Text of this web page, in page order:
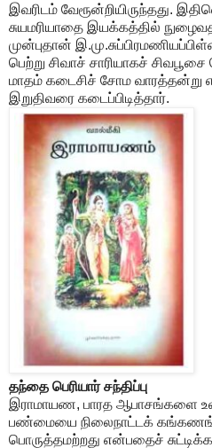
இவரிடம் வேரூன்றியிருந்தது.
சுயமரியாதை இயக்கத்தில்
முன்புதான்
பெற்று சிவாச் சாரியாகச்
மாதம் கடைசிச் சோம வாரத்தன்று
இறுதிவரை கடைப்பிடித்தார்.
தந்தை பெரியார் சந்திப்பு
இராமாயண, பாரத ஆபாசங்களை
பண்மையை நிலைநாட்டக்
பொருத்தமற்றது என்பதைச்